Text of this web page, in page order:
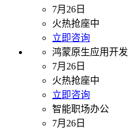
7月26日
火热抢座中
立即咨询
鸿蒙原生应用开发
7月26日
火热抢座中
立即咨询
智能职场办公
7月26日